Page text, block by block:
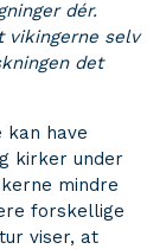
dér.
vikingerne selv
det
kan have
kirker under
mindre
forskellige
viser, at